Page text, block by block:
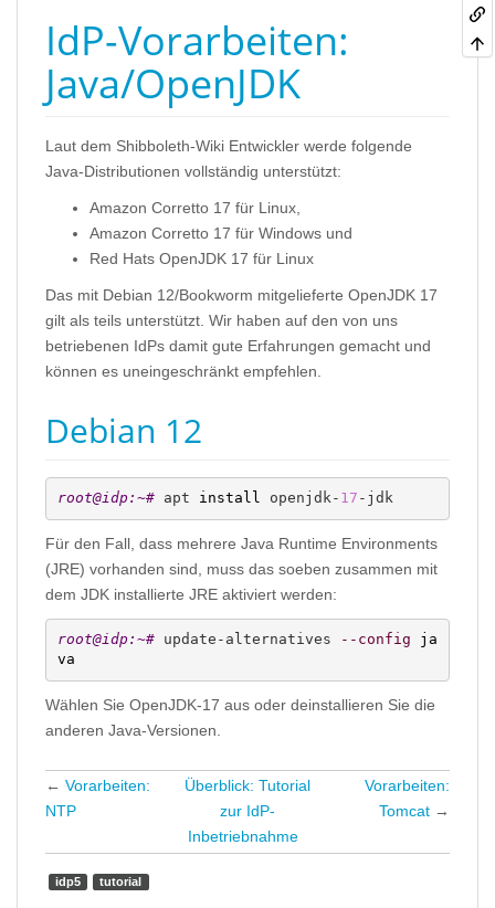
IdP-Vorarbeiten:
Java/OpenJDK
Laut dem Shibboleth-Wiki Entwickler werde folgende
Java-Distributionen vollständig unterstützt:
Amazon Corretto 17 für Linux,
Amazon Corretto 17 für Windows und
Red Hats OpenJDK 17 für Linux
Das mit Debian 12/Bookworm mitgelieferte OpenJDK 17
gilt als teils unterstützt. Wir haben auf den von uns
betriebenen IdPs damit gute Erfahrungen gemacht und
können es uneingeschränkt empfehlen.
Debian 12
root@idp:~# apt install openjdk- 17 -jdk
Für den Fall, dass mehrere Java Runtime Environments
(JRE) vorhanden sind, muss das soeben zusammen mit
dem JDK installierte JRE aktiviert werden:
root@idp:~# update-alternatives --config
ja
va
Wählen Sie OpenJDK-17 aus oder deinstallieren Sie die
anderen Java-Versionen.
← Vorarbeiten:
NTP
Überblick: Tutorial
zur IdP-
Inbetriebnahme
Vorarbeiten:
Tomcat →
idp5 tutorial